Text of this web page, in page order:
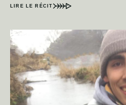
LIRE LE RÉCIT